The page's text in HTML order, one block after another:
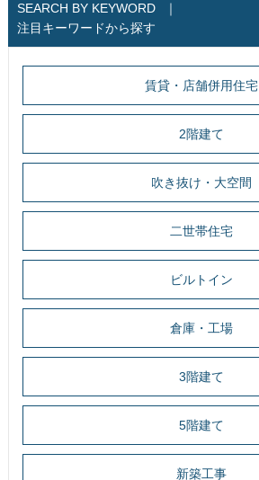
SEARCH BY KEYWORD
｜
注目キーワードから探す
賃貸・店舗併用住宅
2階建て
吹き抜け・大空間
二世帯住宅
ビルトイン
倉庫・工場
3階建て
5階建て
新築工事